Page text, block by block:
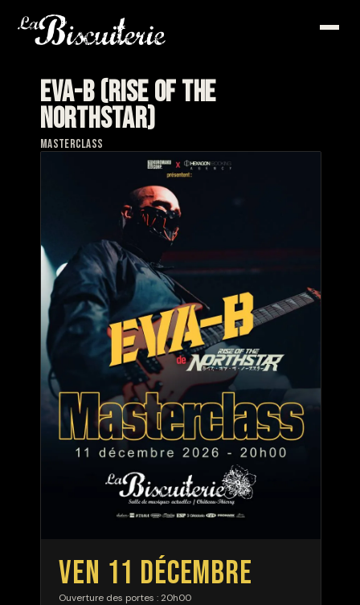
EVA-B (RISE OF THE
NORTHSTAR)
MASTERCLASS
VEN 11 DÉCEMBRE
Ouverture des portes : 20h00